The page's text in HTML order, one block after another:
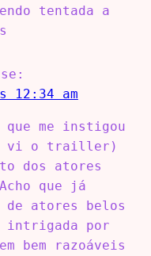
tentada a
12:34 am
que me instigou
vi o trailler)
dos atores
que já
de atores belos
intrigada por
bem razoáveis